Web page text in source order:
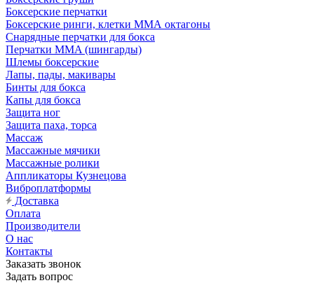
Боксерские перчатки
Боксерские ринги, клетки ММА октагоны
Снарядные перчатки для бокса
Перчатки MMA (шингарды)
Шлемы боксерские
Лапы, пады, макивары
Бинты для бокса
Капы для бокса
Защита ног
Защита паха, торса
Массаж
Массажные мячики
Массажные ролики
Аппликаторы Кузнецова
Виброплатформы
Доставка
Оплата
Производители
О нас
Контакты
Заказать звонок
Задать вопрос